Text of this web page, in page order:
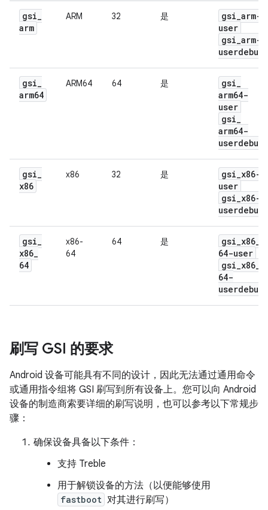
gsi_
arm
ARM 32 是 gsi_arm-
user
gsi_arm-
userdebug
gsi_
arm64
ARM64 64 是 gsi_
arm64-
user
gsi_
arm64-
userdebug
gsi_
x86
x86 32 是 gsi_x86-
user
gsi_x86-
userdebug
gsi_
x86_
64
x86-
64
64 是 gsi_x86_
64-user
gsi_x86_
64-
userdebug
刷写 GSI 的要求
Android 设备可能具有不同的设计，因此无法通过通用命令
或通用指令组将 GSI 刷写到所有设备上。您可以向 Android
设备的制造商索要详细的刷写说明，也可以参考以下常规步
骤：
确保设备具备以下条件：
支持 Treble
用于解锁设备的方法（以便能够使用
fastboot 对其进行刷写）